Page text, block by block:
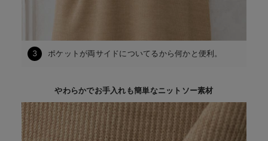
3 ポケットが両サイドについてるから何かと便利。
やわらかでお手入れも簡単なニットソー素材